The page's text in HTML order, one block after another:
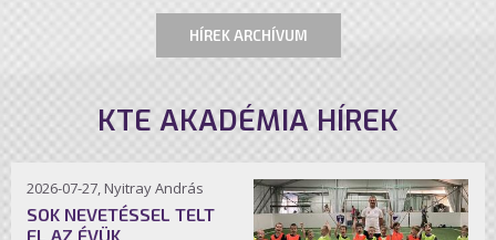
HÍREK ARCHÍVUM
KTE AKADÉMIA HÍREK
2026-07-27, Nyitray András
SOK NEVETÉSSEL TELT
EL AZ ÉVÜK